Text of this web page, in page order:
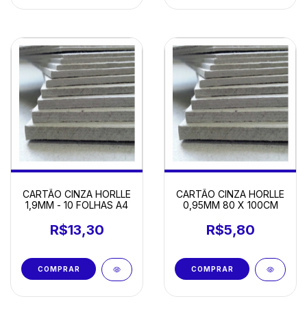
CARTÃO CINZA HORLLE
1,9MM - 10 FOLHAS A4
R$13,30
CARTÃO CINZA HORLLE
0,95MM 80 X 100CM
R$5,80